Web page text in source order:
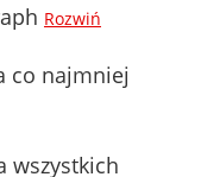
Rozwiń
co najmniej
wszystkich